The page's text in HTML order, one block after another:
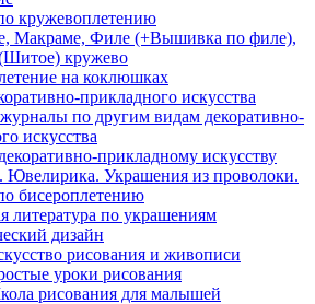
кружевоплетению
Макраме, Филе (+Вышивка по филе),
кружево
на коклюшках
прикладного искусства
по другим видам декоративно-
искусства
прикладному искусству
Ювелирика. Украшения из проволоки.
бисероплетению
литература по украшениям
дизайн
рисования и живописи
уроки рисования
рисования для малышей